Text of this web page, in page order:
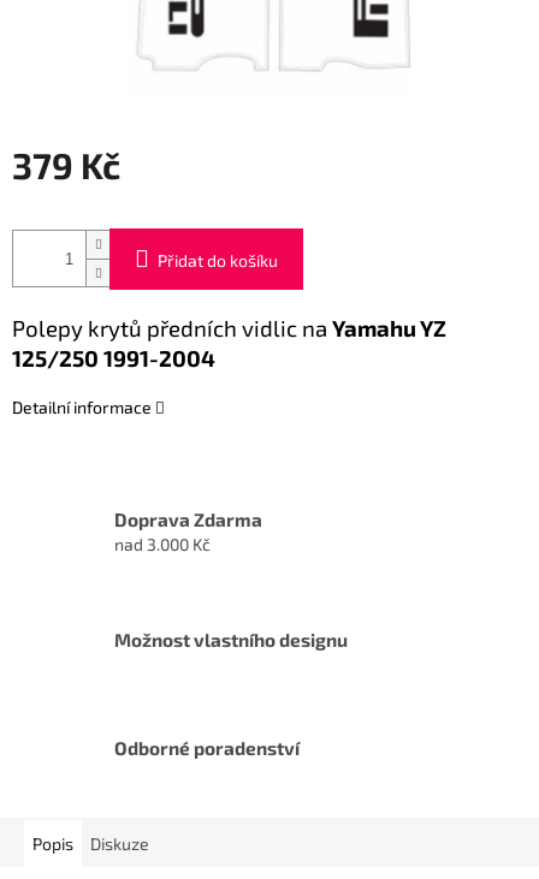
379 Kč
cena:
Přidat do košíku
Polepy krytů předních vidlic na Yamahu YZ
125/250 1991-2004
Detailní informace
Doprava Zdarma
nad 3.000 Kč
Možnost vlastního designu
Odborné poradenství
Popis Diskuze